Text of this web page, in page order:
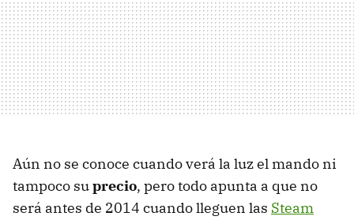
Aún no se conoce cuando verá la luz el mando ni
tampoco suprecio, pero todo apunta a que no
será antes de 2014 cuando lleguen las Steam